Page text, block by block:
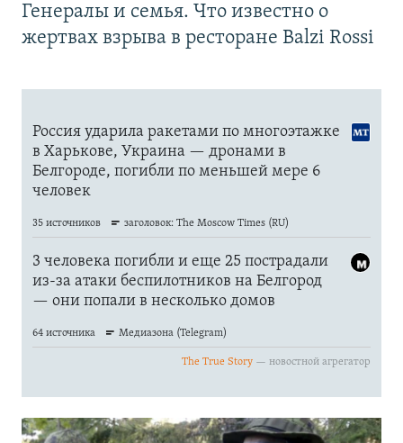
Генералы и семья. Что известно о
жертвах взрыва в ресторане Balzi Rossi